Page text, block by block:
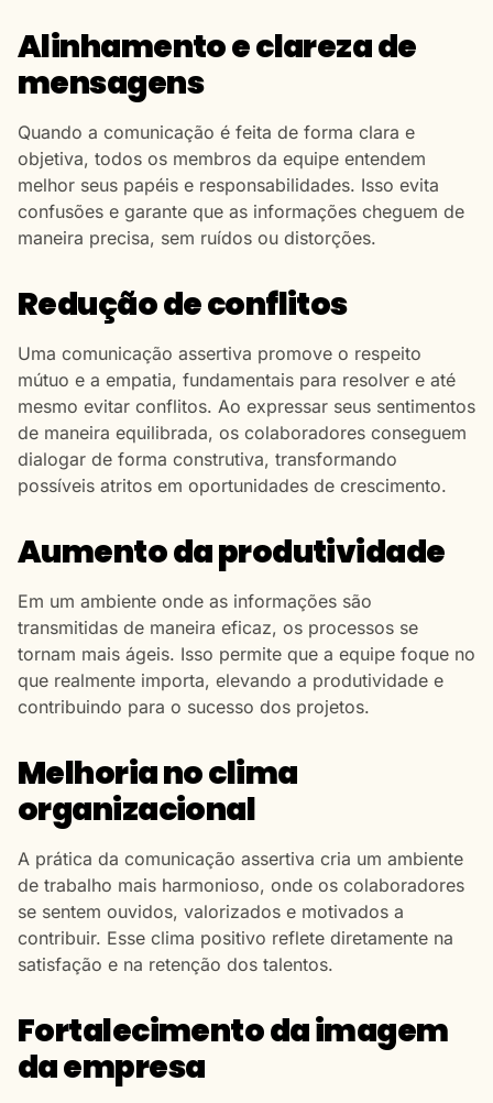
Alinhamento e clareza de
mensagens
Quando a comunicação é feita de forma clara e
objetiva, todos os membros da equipe entendem
melhor seus papéis e responsabilidades. Isso evita
confusões e garante que as informações cheguem de
maneira precisa, sem ruídos ou distorções.
Redução de conflitos
Uma comunicação assertiva promove o respeito
mútuo e a empatia, fundamentais para resolver e até
mesmo evitar conflitos. Ao expressar seus sentimentos
de maneira equilibrada, os colaboradores conseguem
dialogar de forma construtiva, transformando
possíveis atritos em oportunidades de crescimento.
Aumento da produtividade
Em um ambiente onde as informações são
transmitidas de maneira eficaz, os processos se
tornam mais ágeis. Isso permite que a equipe foque no
que realmente importa, elevando a produtividade e
contribuindo para o sucesso dos projetos.
Melhoria no clima
organizacional
A prática da comunicação assertiva cria um ambiente
de trabalho mais harmonioso, onde os colaboradores
se sentem ouvidos, valorizados e motivados a
contribuir. Esse clima positivo reflete diretamente na
satisfação e na retenção dos talentos.
Fortalecimento da imagem
da empresa